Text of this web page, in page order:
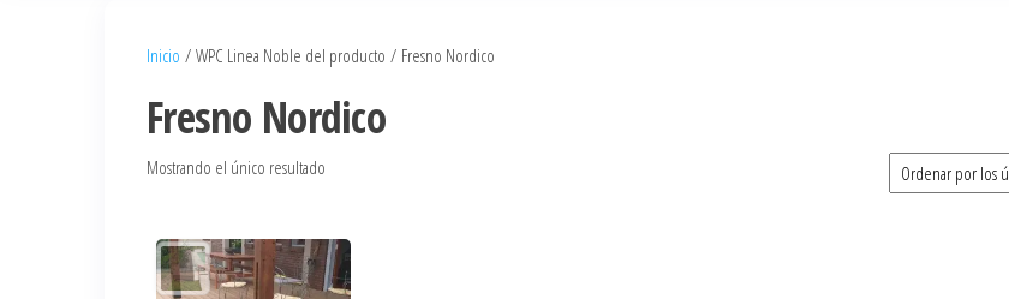
Inicio / WPC Linea Noble del producto / Fresno Nordico
Fresno Nordico
Mostrando el único resultado